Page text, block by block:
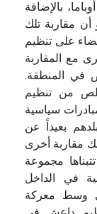
بالإضافة
أن مقاربة تلك
على تنظيم
مع المقاربة
في المنطقة.
من تنظيم
سياسية
بعيداً عن
مقاربة أخرى
باريس 2- وقد تتبناها مجموعة
في الداخل
وسط معركة